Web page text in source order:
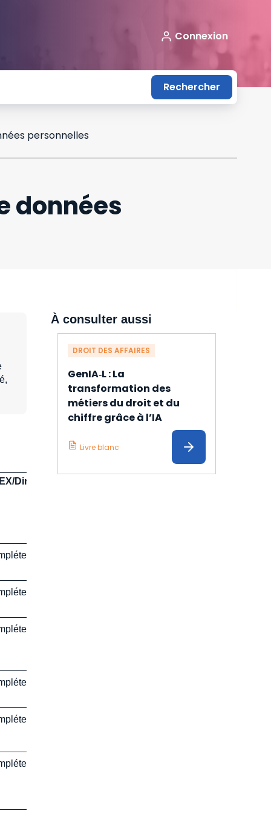
Connexion
Rechercher
personnelles
données
Direction
À consulter aussi
DROIT DES AFFAIRES
GenIA‑L : La
transformation des
métiers du droit et du
chiffre grâce à l’IA
Livre blanc